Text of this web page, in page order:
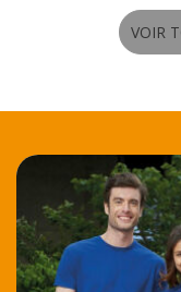
VOIR